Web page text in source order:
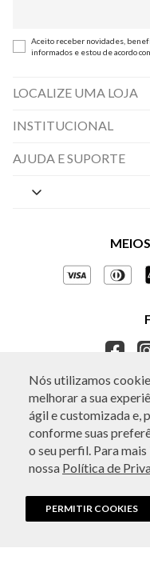
Nós utilizamos
melhorar a sua
ágil e customizada e,
conforme suas
o seu perfil. Para
nossa Política de
PERMITIR COOKIES
Aceito receber novidades,
informados e estou de acordo
LOCALIZE UMA LOJA
INSTITUCIONAL
Nossas Lojas
Políticas de Privacidade
Gestão de Privacidade
Ética e Sustentabilidade
Seja um Revendedor
APP BO.BÔ
AJUDA E SUPORTE
Central de Preferências
Perguntas frequentes
Regulamentos e
© Copyright 2026 - Todos os
disponibilidade
Em caso
Horário de Atendimento: